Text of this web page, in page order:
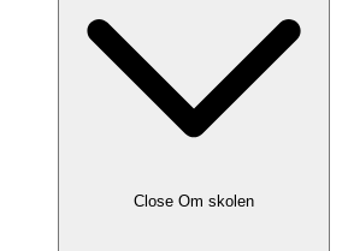
Close Om skolen